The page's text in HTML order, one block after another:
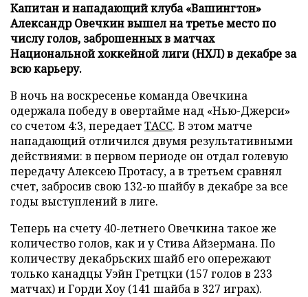
Капитан и нападающий клуба «Вашингтон»
Александр Овечкин вышел на третье место по
числу голов, заброшенных в матчах
Национальной хоккейной лиги (НХЛ) в декабре за
всю карьеру.
В ночь на воскресенье команда Овечкина
одержала победу в овертайме над «Нью-Джерси»
со счетом 4:3, передаетТАСС. В этом матче
нападающий отличился двумя результативными
действиями: в первом периоде он отдал голевую
передачу Алексею Протасу, а в третьем сравнял
счет, забросив свою 132-ю шайбу в декабре за все
годы выступлений в лиге.
Теперь на счету 40-летнего Овечкина такое же
количество голов, как и у Стива Айзерманa. По
количеству декабрьских шайб его опережают
только канадцы Уэйн Гретцки (157 голов в 233
матчах) и Горди Хоу (141 шайба в 327 играх).